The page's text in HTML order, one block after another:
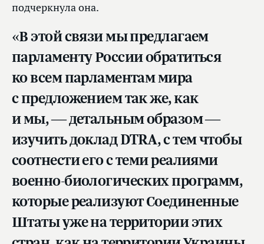
подчеркнула она.
«В этой связи мы предлагаем
парламенту России обратиться
ко всем парламентам мира
с предложением так же, как
и мы, — детальным образом —
изучить доклад DTRA, с тем чтобы
соотнести его с теми реалиями
военно-биологических программ,
которые реализуют Соединенные
Штаты уже на территории этих